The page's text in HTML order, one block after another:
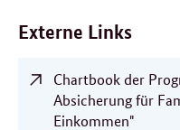
Externe Links
Chartbook der
Absicherung für
Einkommen"